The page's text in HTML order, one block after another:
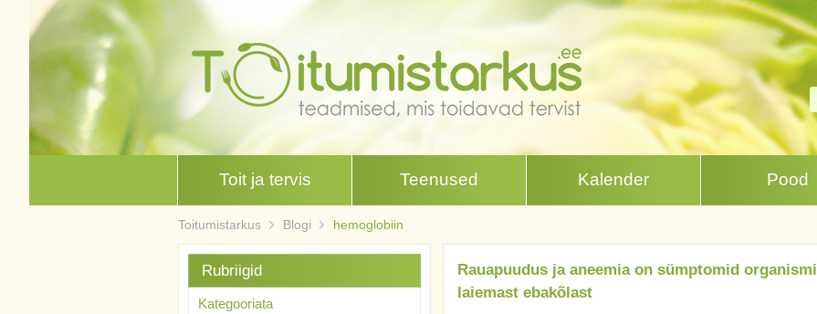
Toit ja tervis Teenused Kalender Pood
Toitumistarkus Blogi hemoglobiin
Rauapuudus ja aneemia on sümptomid organismi
laiemast ebakõlast
Rubriigid
Kategooriata